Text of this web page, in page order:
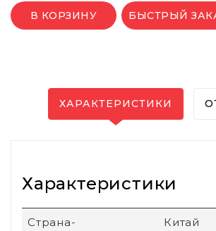
В КОРЗИНУ БЫСТРЫЙ
ХАРАКТЕРИСТИКИ
Характеристики
Страна-
Китай